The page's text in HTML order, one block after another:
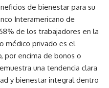
de bienestar para su
Interamericano de
de los trabajadores en la
médico privado es el
por encima de bonos o
una tendencia clara
y bienestar integral dentro